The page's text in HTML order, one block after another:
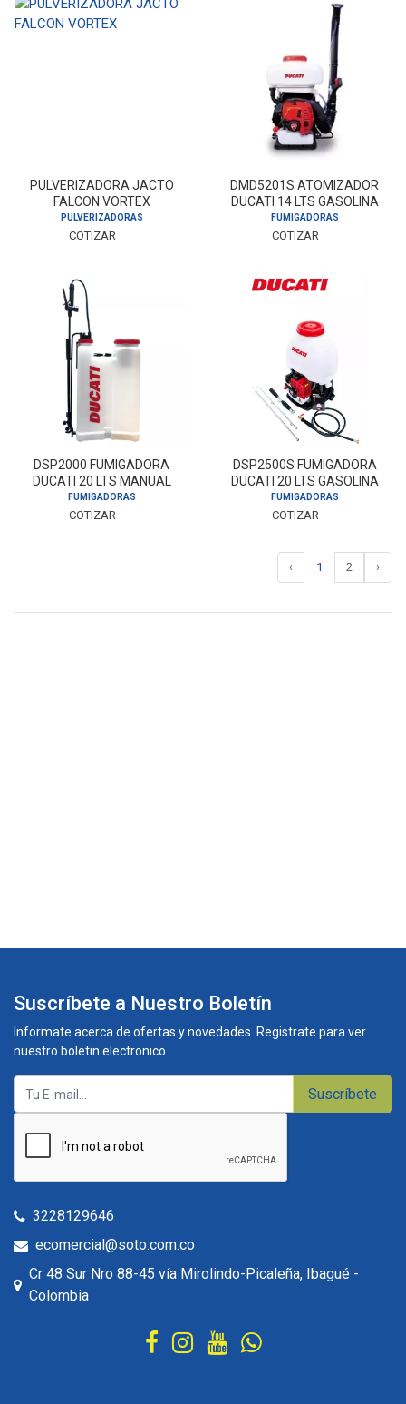
PULVERIZADORA JACTO
FALCON VORTEX
PULVERIZADORAS
COTIZAR
DMD5201S ATOMIZADOR
DUCATI 14 LTS GASOLINA
FUMIGADORAS
COTIZAR
DSP2000 FUMIGADORA
DUCATI 20 LTS MANUAL
FUMIGADORAS
COTIZAR
DSP2500S FUMIGADORA
DUCATI 20 LTS GASOLINA
FUMIGADORAS
COTIZAR
‹ 1 2 ›
Suscríbete a Nuestro Boletín
Informate acerca de ofertas y novedades. Registrate para ver
nuestro boletin electronico
Suscríbete
3228129646
ecomercial@soto.com.co
Cr 48 Sur Nro 88-45 vía Mirolindo-Picaleña, Ibagué -
Colombia